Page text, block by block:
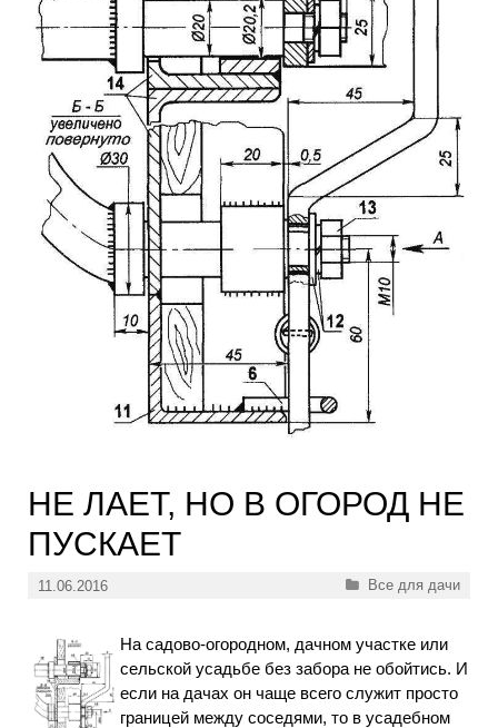
НЕ ЛАЕТ, НО В ОГОРОД НЕ
ПУСКАЕТ
11.06.2016 Рубрики
Все для дачи
На садово-огородном, дачном участке или
сельской усадьбе без забора не обойтись. И
если на дачах он чаще всего служит просто
границей между соседями, то в усадебном